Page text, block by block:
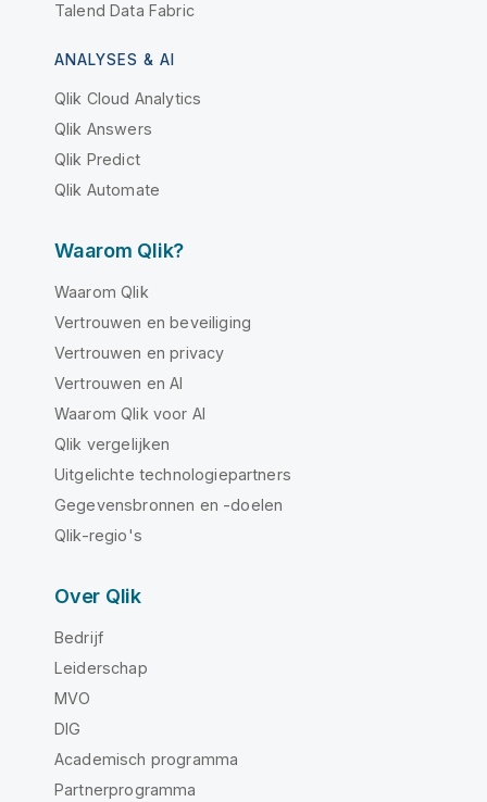
Talend Data Fabric
ANALYSES & AI
Qlik Cloud Analytics
Qlik Answers
Qlik Predict
Qlik Automate
Waarom Qlik?
Waarom Qlik
Vertrouwen en beveiliging
Vertrouwen en privacy
Vertrouwen en AI
Waarom Qlik voor AI
Qlik vergelijken
Uitgelichte technologiepartners
Gegevensbronnen en -doelen
Qlik-regio's
Over Qlik
Bedrijf
Leiderschap
MVO
DIG
Academisch programma
Partnerprogramma